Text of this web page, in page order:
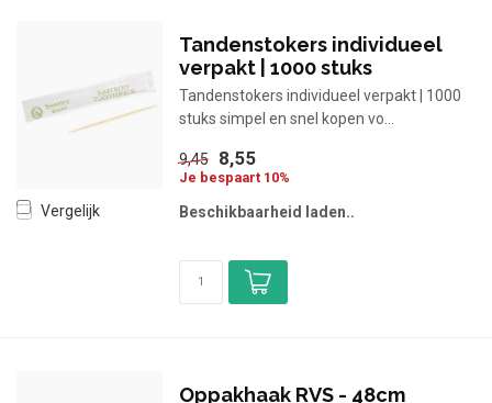
Vergelijk
Tandenstokers individueel
verpakt | 1000 stuks
Tandenstokers individueel verpakt | 1000
stuks simpel en snel kopen vo...
9,45 8,55
Je bespaart 10%
Beschikbaarheid laden..
Oppakhaak RVS - 48cm